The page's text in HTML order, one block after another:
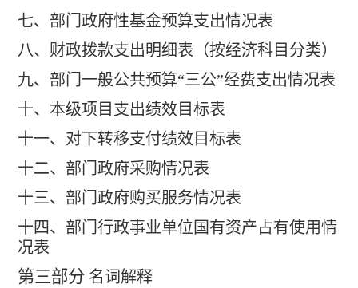
七、部门政府性基金预算支出情况表
八、财政拨款支出明细表（按经济科目分类）
九、部门一般公共预算“三公”经费支出情况表
十、本级项目支出绩效目标表
十一、对下转移支付绩效目标表
十二、部门政府采购情况表
十三、部门政府购买服务情况表
十四、部门行政事业单位国有资产占有使用情
况表
第三部分 名词解释